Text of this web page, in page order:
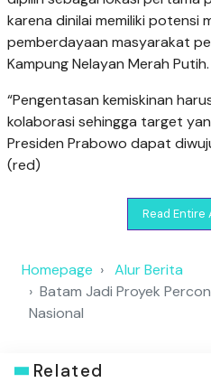
karena dinilai memiliki potensi
pemberdayaan masyarakat
Kampung Nelayan Merah Putih.
“Pengentasan kemiskinan
kolaborasi sehingga target
Presiden Prabowo dapat
(red)
Read Entire
Homepage
Alur Berita
Batam Jadi Proyek
Nasional
Related